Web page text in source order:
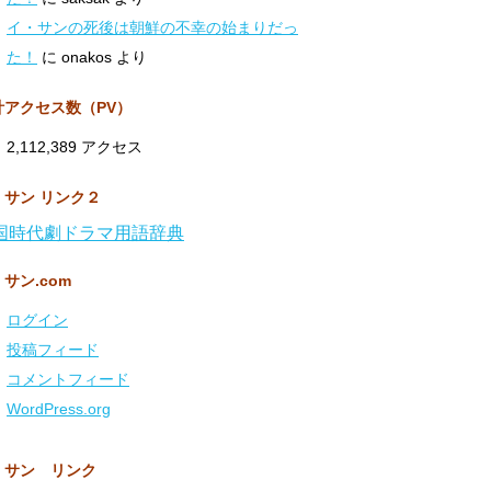
イ・サンの死後は朝鮮の不幸の始まりだっ
た！
に onakos より
アクセス数（PV）
2,112,389 アクセス
サン リンク２
時代劇ドラマ用語辞典
サン.com
ログイン
投稿フィード
コメントフィード
WordPress.org
サン リンク